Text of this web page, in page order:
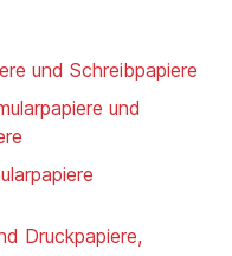
und Schreibpapiere
und
Druckpapiere,